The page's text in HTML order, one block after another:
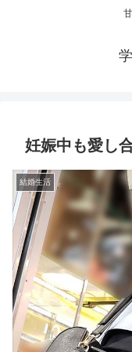
妊娠中も愛し
結婚生活